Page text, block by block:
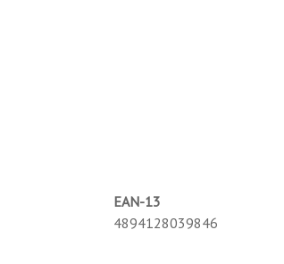
EAN-13
4894128039846